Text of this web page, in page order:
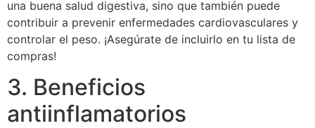
una buena salud digestiva, sino que también puede
contribuir a prevenir enfermedades cardiovasculares y
controlar el peso. ¡Asegúrate de incluirlo en tu lista de
compras!
3. Beneficios
antiinflamatorios